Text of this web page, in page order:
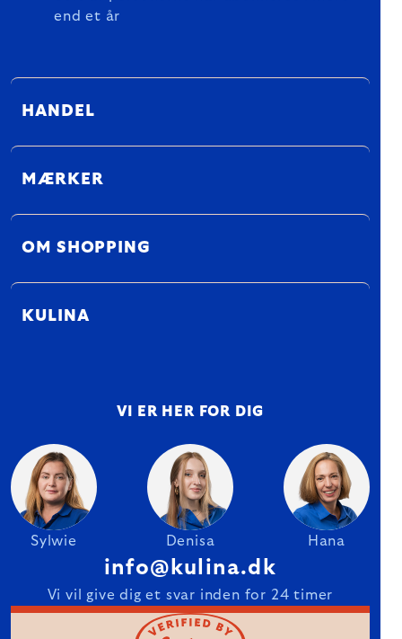
end et år
HANDEL
MÆRKER
OM SHOPPING
KULINA
VI ER HER FOR DIG
Sylwie Denisa Hana
info@kulina.dk
Vi vil give dig et svar inden for 24 timer